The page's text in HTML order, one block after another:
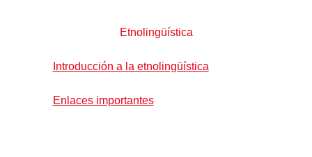
Etnolingüística
Introducción a la etnolingüística
Enlaces importantes